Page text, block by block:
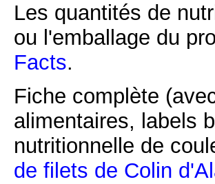
Les quantités de
ou l'emballage du
Facts.
Fiche complète
alimentaires, labels
nutritionnelle de
de filets de Colin